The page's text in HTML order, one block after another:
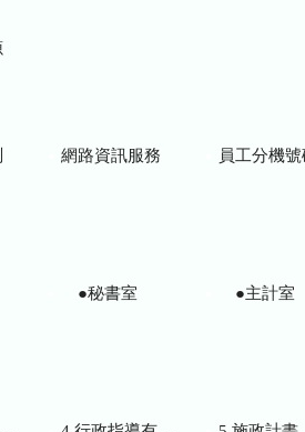
網路資訊服務 員工分機
●秘書室 ●主計室